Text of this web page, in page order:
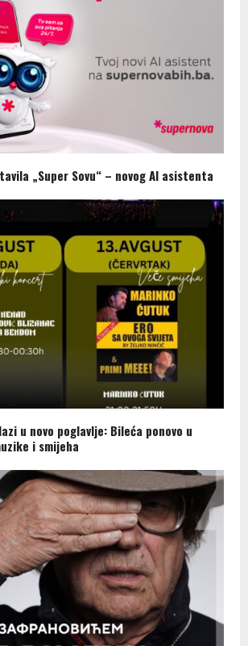
„Super Sovu“ – novog AI asistenta
u novo poglavlje: Bileća ponovo u
i smijeha